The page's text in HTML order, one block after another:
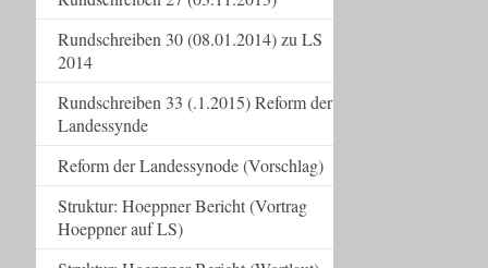
Rundschreiben 30 (08.01.2014) zu LS
2014
Rundschreiben 33 (.1.2015) Reform der
Landessynde
Reform der Landessynode (Vorschlag)
Struktur: Hoeppner Bericht (Vortrag
Hoeppner auf LS)